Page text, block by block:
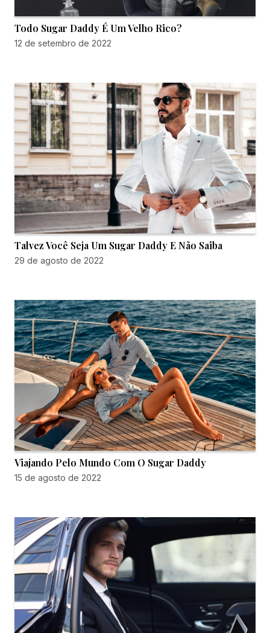
Todo Sugar Daddy É Um Velho Rico?
12 de setembro de 2022
Talvez Você Seja Um Sugar Daddy E Não Saiba
29 de agosto de 2022
Viajando Pelo Mundo Com O Sugar Daddy
15 de agosto de 2022